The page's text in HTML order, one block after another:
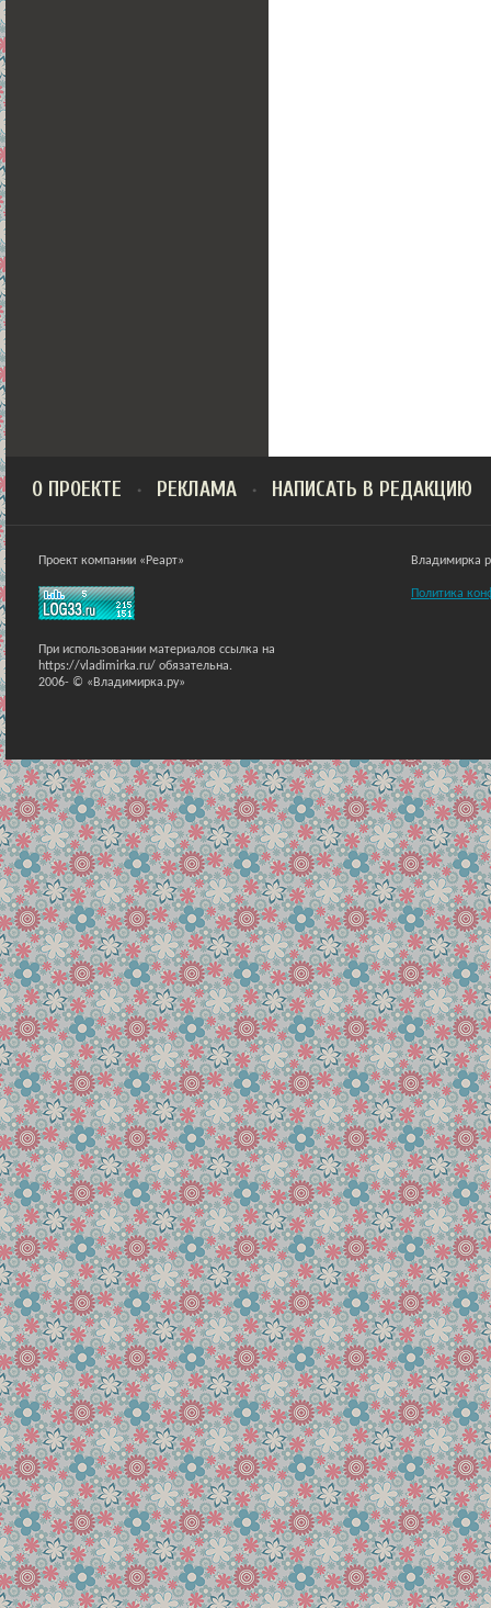
О ПРОЕКТЕ РЕКЛАМА НАПИСАТЬ В РЕДАКЦИЮ
Проект компании «Реарт»
При использовании материалов ссылка на
https://vladimirka.ru/ обязательна.
2006- © «Владимирка.ру»
Владимирка
Политика